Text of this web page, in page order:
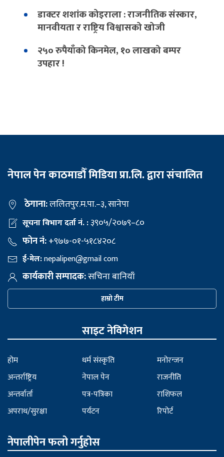
डाक्टर शशांक कोइराला : राजनीतिक संस्कार,
मानवीयता र राष्ट्रिय विश्वासको खोजी
२५० रुपैयाँको किनमेल, १० लाखको बम्पर
उपहार !
नेपाल पेन काठमाडौँ मिडिया प्रा.लि. द्वारा संचालित
ठेगाना:ललितपुर.म.पा.–३, सानेपा
सूचना विभाग दर्ता नं. :३९०५/२०७९–८०
फोन नं:+९७७-०१-५१८४२०८
ई-मेल:nepalipen@gmail com
कार्यकारी सम्पादक:सचिना बानियाँ
हाम्रो टीम
साइट नेविगेशन
होम
अन्तर्राष्ट्रिय
अन्तर्वार्ता
अपराध/सुरक्षा
धर्म संस्कृति
नेपाल पेन
पत्र-पत्रिका
पर्यटन
मनोरन्जन
राजनीति
राशिफल
रिपोर्ट
नेपालीपेन फलो गर्नुहोस